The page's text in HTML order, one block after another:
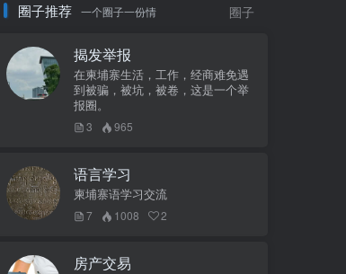
圈子推荐 一个圈子一份情 圈子
揭发举报
在柬埔寨生活，工作，经商难免遇
到被骗，被坑，被卷，这是一个举
报圈。
3 965
语言学习
柬埔寨语学习交流
7 1008 2
房产交易